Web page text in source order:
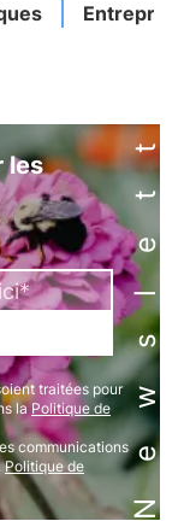
Newsletter
les
traitées pour
laPolitique de
communications
Politique de